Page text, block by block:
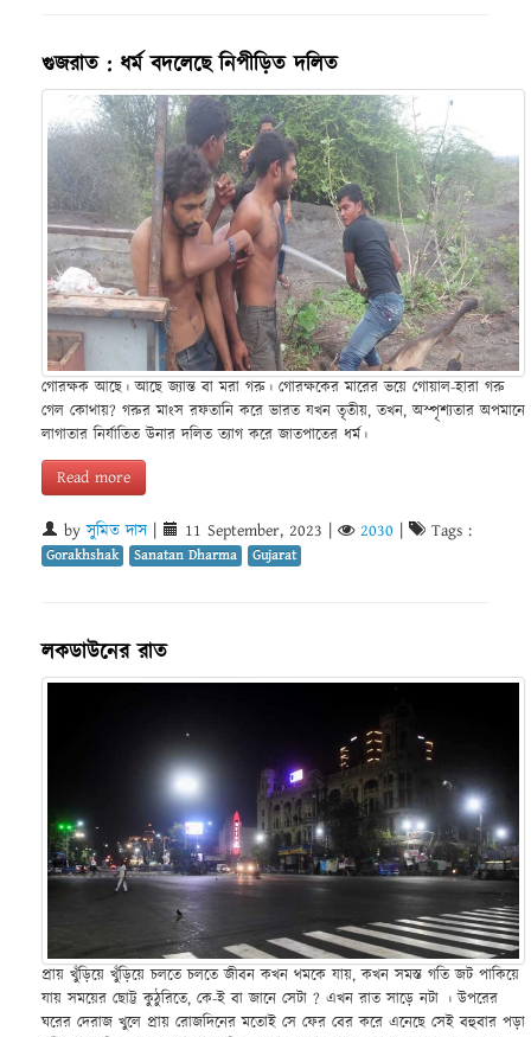
গুজরাত : ধর্ম বদলেছে নিপীড়িত দলিত
গোরক্ষক আছে। আছে জ্যান্ত বা মরা গরু। গোরক্ষকের মারের ভয়ে গোয়াল-হারা গরু
গেল কোথায়? গরুর মাংস রফতানি করে ভারত যখন তৃতীয়, তখন, অস্পৃশ্যতার অপমানে
লাগাতার নির্যাতিত উনার দলিত ত্যাগ করে জাতপাতের ধর্ম।
Read more
byসুমিত দাস| 11 September, 2023 | 2030 | Tags :
Gorakhshak Sanatan Dharma Gujarat
লকডাউনের রাত
প্রায় খুঁড়িয়ে খুঁড়িয়ে চলতে চলতে জীবন কখন থমকে যায়, কখন সমস্ত গতি জট পাকিয়ে
যায় সময়ের ছোট্ট কুঠুরিতে, কে-ই বা জানে সেটা ? এখন রাত সাড়ে নটা । উপরের
ঘরের দেরাজ খুলে প্রায় রোজদিনের মতোই সে ফের বের করে এনেছে সেই বহুবার পড়া